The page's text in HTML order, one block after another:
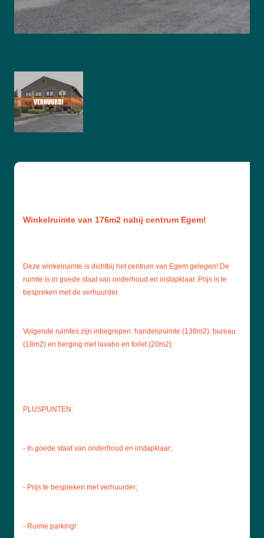
Winkelruimte van 176m2 nabij centrum Egem!
Deze winkelruimte is dichtbij het centrum van Egem gelegen! De
ruimte is in goede staat van onderhoud en instapklaar. Prijs is te
bespreken met de verhuurder.
Volgende ruimtes zijn inbegrepen: handelsruimte (138m2), bureau
(18m2) en berging met lavabo en toilet (20m2).
PLUSPUNTEN:
- In goede staat van onderhoud en instapklaar;
- Prijs te bespreken met verhuurder;
- Ruime parking!